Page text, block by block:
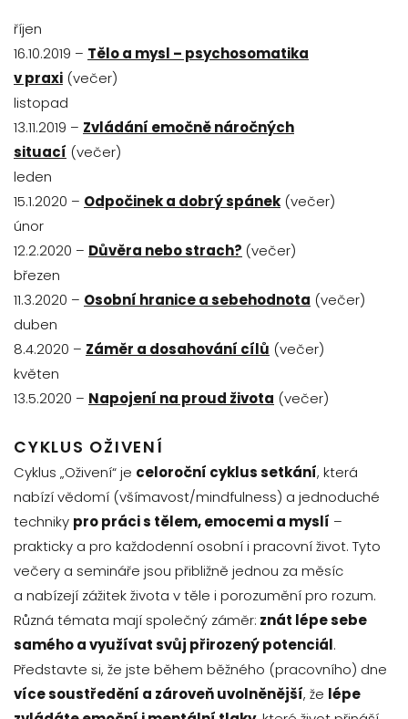
říjen
16.10.2019 – Tělo a mysl – psychosomatika
v praxi (večer)
listopad
13.11.2019 – Zvládání emočně náročných
situací (večer)
leden
15.1.2020 – Odpočinek a dobrý spánek (večer)
únor
12.2.2020 – Důvěra nebo strach? (večer)
březen
11.3.2020 – Osobní hranice a sebehodnota (večer)
duben
8.4.2020 – Záměr a dosahování cílů (večer)
květen
13.5.2020 – Napojení na proud života (večer)
CYKLUS OŽIVENÍ
Cyklus „Oživení“ je celoroční cyklus setkání, která
nabízí vědomí (všímavost/mindfulness) a jednoduché
techniky pro práci s tělem, emocemi a myslí –
prakticky a pro každodenní osobní i pracovní život. Tyto
večery a semináře jsou přibližně jednou za měsíc
a nabízejí zážitek života v těle i porozumění pro rozum.
Různá témata mají společný záměr: znát lépe sebe
samého a využívat svůj přirozený potenciál.
Představte si, že jste během běžného (pracovního) dne
více soustředění a zároveň uvolněnější, že lépe